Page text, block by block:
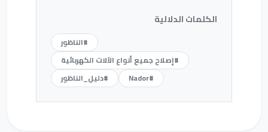
الكلمات الدلالية
#الناظور
#إصلاح جميع أنواع الآلات الكهربائية
#Nador
#دليل_الناظور